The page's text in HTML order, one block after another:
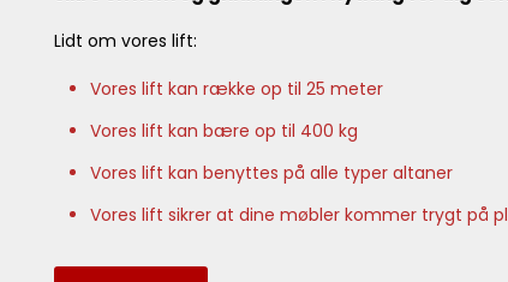
Lidt om vores lift:
Vores lift kan række op til 25 meter
Vores lift kan bære op til 400 kg
Vores lift kan benyttes på alle typer altaner
Vores lift sikrer at dine møbler kommer trygt på